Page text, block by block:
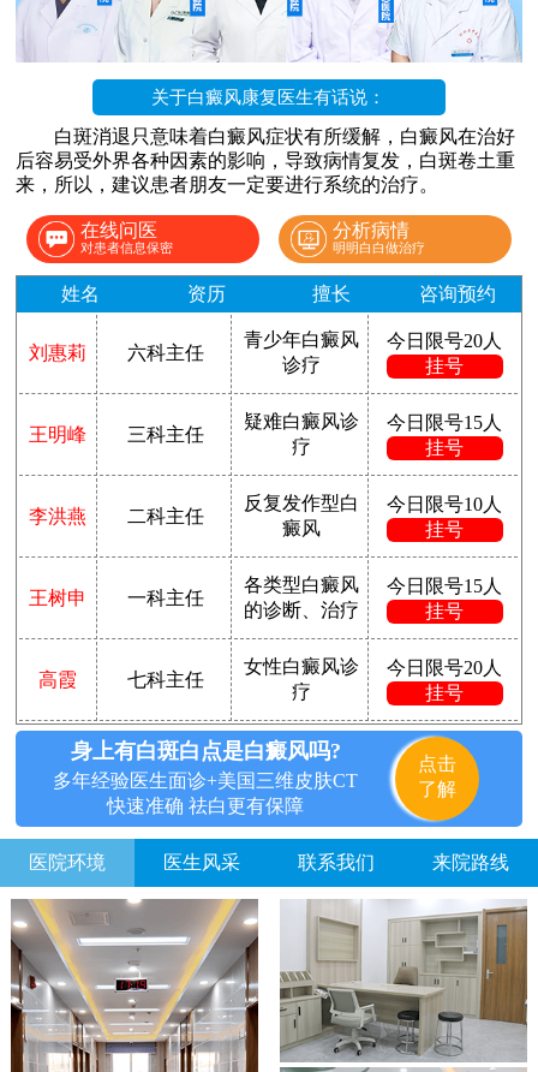
关于白癜风康复医生有话说：
白斑消退只意味着白癜风症状有所缓解，白癜风在治好
后容易受外界各种因素的影响，导致病情复发，白斑卷土重
来，所以，建议患者朋友一定要进行系统的治疗。
在线问医
对患者信息保密
分析病情
明明白白做治疗
姓名 资历 擅长 咨询预约
刘惠莉 六科主任
青少年白癜风
诊疗
今日限号20人
挂号
王明峰 三科主任
疑难白癜风诊
疗
今日限号15人
挂号
李洪燕 二科主任
反复发作型白
癜风
今日限号10人
挂号
王树申 一科主任
各类型白癜风
的诊断、治疗
今日限号15人
挂号
高霞 七科主任
女性白癜风诊
疗
今日限号20人
挂号
身上有白斑白点是白癜风吗?
多年经验医生面诊+美国三维皮肤CT
快速准确 祛白更有保障
点击
了解
医院环境 医生风采 联系我们 来院路线